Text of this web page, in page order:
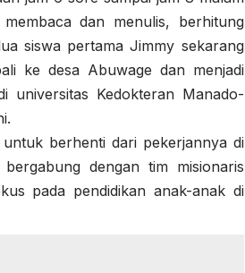
dan menulis, berhitung
siswa pertama Jimmy sekarang
ke desa Abuwage dan menjadi
universitas Kedokteran Manado-
berhenti dari pekerjannya di
dengan tim misionaris
pada pendidikan anak-anak di